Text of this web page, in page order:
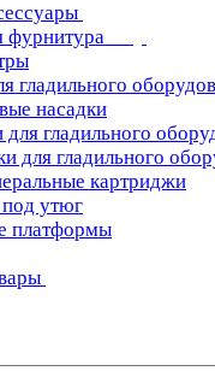
фурнитура
гладильного
насадки
для гладильного
для гладильного
картриджи
утюг
платформы